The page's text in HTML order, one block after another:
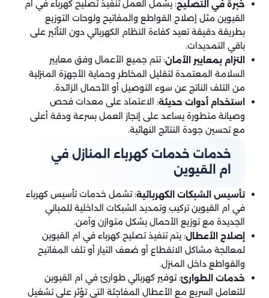
خبرة في التصليح: يشمل العمل تنفيذ تصليح كهرباء في ام
القيوين مثل إصلاح القواطع والمفاتيح ولوحات التوزيع
بطريقة دقيقة تعيد كفاءة النظام الكهربائي دون التأثير على
باقي التمديدات.
التزام بمعايير الأمان: تتم جميع الأعمال وفق معايير
السلامة المعتمدة لتقليل المخاطر وحماية الأجهزة المنزلية
من التلف الناتج عن سوء التوصيل أو الأحمال الزائدة.
استخدام أدوات حديثة: الاعتماد على معدات فحص
وصيانة متطورة يساعد على إنجاز العمل بسرعة ودقة أعلى
مع تحسين جودة النتائج النهائية.
خدمات خدمات كهرباء المنازل في
ام القيوين
تأسيس الشبكات الكهربائية: تشمل خدمات تأسيس كهرباء
في ام القيوين تركيب وتمديد الشبكات الداخلية للمباني
الجديدة مع توزيع الأحمال بشكل متوازن وآمن.
إصلاح الأعطال: يتم تنفيذ تصليح كهرباء في ام القيوين
لمعالجة مشاكل الانقطاع أو ضعف التيار أو تلف المفاتيح
والقواطع داخل المنزل.
خدمات الطوارئ: توفير كهربائي طوارئ في ام القيوين
للتعامل السريع مع الأعطال المفاجئة التي تؤثر على تشغيل